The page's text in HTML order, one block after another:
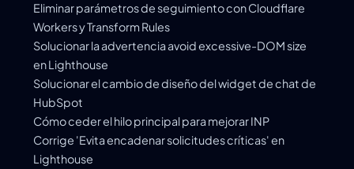
Eliminar parámetros de seguimiento con Cloudflare
Workers y Transform Rules
Solucionar la advertencia avoid excessive-DOM size
en Lighthouse
Solucionar el cambio de diseño del widget de chat de
HubSpot
Cómo ceder el hilo principal para mejorar INP
Corrige 'Evita encadenar solicitudes críticas' en
Lighthouse